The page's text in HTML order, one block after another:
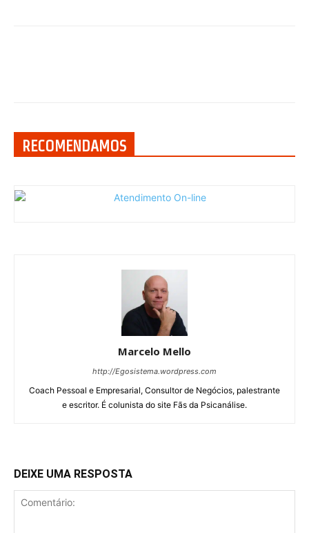
RECOMENDAMOS
Marcelo Mello
http://Egosistema.wordpress.com
Coach Pessoal e Empresarial, Consultor de Negócios, palestrante
e escritor. É colunista do site Fãs da Psicanálise.
DEIXE UMA RESPOSTA